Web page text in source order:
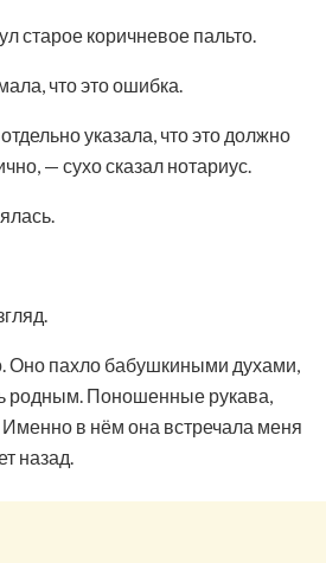
старое коричневое пальто.
что это ошибка.
указала, что это должно
— сухо сказал нотариус.
Оно пахло бабушкиными духами,
родным. Поношенные рукава,
в нём она встречала меня
назад.